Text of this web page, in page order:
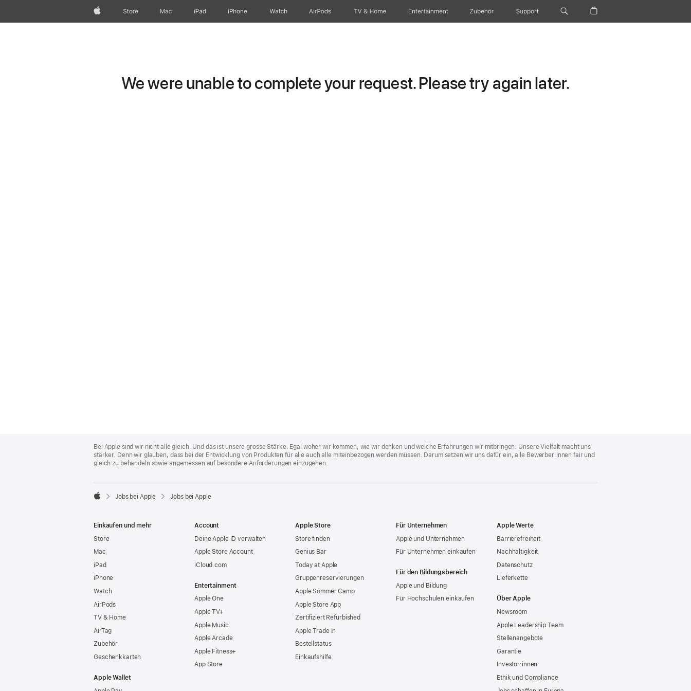
Apple Store Mac iPad iPhone Watch AirPods TV & Home Entertainment Zubehör Support
We were unable to complete your request. Please try again later.
Footer
Bei Apple sind wir nicht alle gleich. Und das ist unsere grosse Stärke. Egal woher wir kommen, wie wir denken und welche Erfahrungen wir mitbringen: Unsere Vielfalt macht uns
stärker. Denn wir glauben, dass bei der Entwicklung von Produkten für alle auch alle miteinbezogen werden müssen. Darum setzen wir uns dafür ein, alle Bewerber:innen fair und
gleich zu behandeln sowie angemessen auf besondere Anforderungen einzugehen.

Jobs bei Apple Jobs bei Apple
Einkaufen und mehr
Store
Mac
iPad
iPhone
Watch
AirPods
TV & Home
AirTag
Zubehör
Geschenkkarten
Apple Wallet
Account
Deine Apple ID verwalten
Apple Store Account
iCloud.com
Entertainment
Apple One
Apple TV+
Apple Music
Apple Arcade
Apple Fitness+
App Store
Apple Store
Store finden
Genius Bar
Today at Apple
Gruppen­reservierungen
Apple Sommer Camp
Apple Store App
Zertifiziert Refurbished
Apple Trade In
Bestellstatus
Einkaufshilfe
Für Unternehmen
Apple und Unternehmen
Für Unternehmen einkaufen
Für den Bildungsbereich
Apple und Bildung
Für Hochschulen einkaufen
Apple Werte
Barrierefreiheit
Nachhaltigkeit
Datenschutz
Lieferkette
Über Apple
Newsroom
Apple Leadership Team
Stellenangebote
Garantie
Investor:innen
Ethik und Compliance